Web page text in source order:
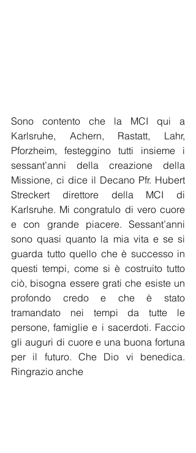
Sono contento che la MCI qui a
Karlsruhe, Achern, Rastatt, Lahr,
Pforzheim, festeggino tutti insieme i
sessant’anni della creazione della
Missione, ci dice il Decano Pfr. Hubert
Streckert direttore della MCI di
Karlsruhe. Mi congratulo di vero cuore
e con grande piacere. Sessant’anni
sono quasi quanto la mia vita e se si
guarda tutto quello che è successo in
questi tempi, come si è costruito tutto
ciò, bisogna essere grati che esiste un
profondo credo e che è stato
tramandato nei tempi da tutte le
persone, famiglie e i sacerdoti. Faccio
gli auguri di cuore e una buona fortuna
per il futuro. Che Dio vi benedica.
Ringrazio anche